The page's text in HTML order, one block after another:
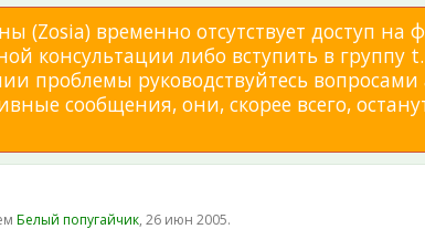
(Zosia) временно отсутствует доступ
консультации либо вступить в группу
проблемы руководствуйтесь
сообщения, они, скорее всего,
Белый попугайчик,26 июн 2005.